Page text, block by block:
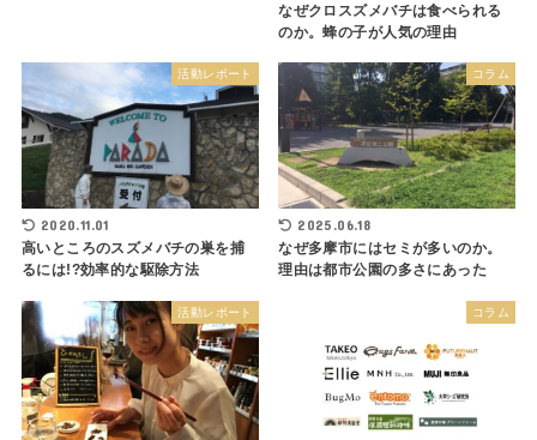
なぜクロスズメバチは食べられる
のか。蜂の子が人気の理由
活動レポート
2020.11.01
高いところのスズメバチの巣を捕
るには!?効率的な駆除方法
コラム
2025.06.18
なぜ多摩市にはセミが多いのか。
理由は都市公園の多さにあった
活動レポート コラム